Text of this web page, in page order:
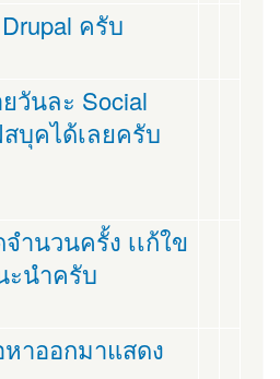
ครับ
วันละ Social
สบุคได้เลยครับ
ำนวนครั้ง เเก้ใข
ะนำครับ
าออกมาแสดง